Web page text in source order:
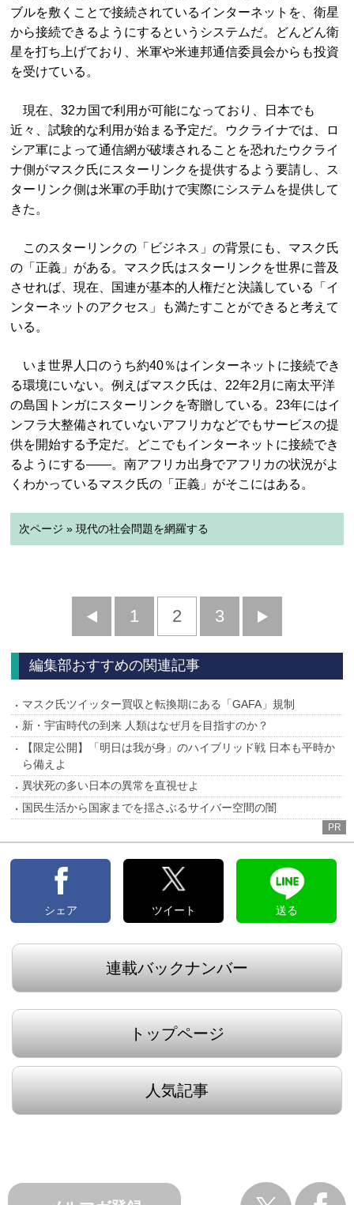
ブルを敷くことで接続されているインターネットを、衛星
から接続できるようにするというシステムだ。どんどん衛
星を打ち上げており、米軍や米連邦通信委員会からも投資
を受けている。
現在、32カ国で利用が可能になっており、日本でも
近々、試験的な利用が始まる予定だ。ウクライナでは、ロ
シア軍によって通信網が破壊されることを恐れたウクライ
ナ側がマスク氏にスターリンクを提供するよう要請し、ス
ターリンク側は米軍の手助けで実際にシステムを提供して
きた。
このスターリンクの「ビジネス」の背景にも、マスク氏
の「正義」がある。マスク氏はスターリンクを世界に普及
させれば、現在、国連が基本的人権だと決議している「イ
ンターネットのアクセス」も満たすことができると考えて
いる。
いま世界人口のうち約40％はインターネットに接続でき
る環境にいない。例えばマスク氏は、22年2月に南太平洋
の島国トンガにスターリンクを寄贈している。23年にはイ
ンフラ大整備されていないアフリカなどでもサービスの提
供を開始する予定だ。どこでもインターネットに接続でき
るようにする――。南アフリカ出身でアフリカの状況がよ
くわかっているマスク氏の「正義」がそこにはある。
次ページ » 現代の社会問題を網羅する
前
へ
1 2 3
へ
編集部おすすめの関連記事
マスク氏ツイッター買収と転換期にある「GAFA」規制
新・宇宙時代の到来 人類はなぜ月を目指すのか？
【限定公開】「明日は我が身」のハイブリッド戦 日本も平時か
ら備えよ
異状死の多い日本の異常を直視せよ
国民生活から国家までを揺さぶるサイバー空間の闇
PR
シェア ツイート 送る
連載バックナンバー
トップページ
人気記事